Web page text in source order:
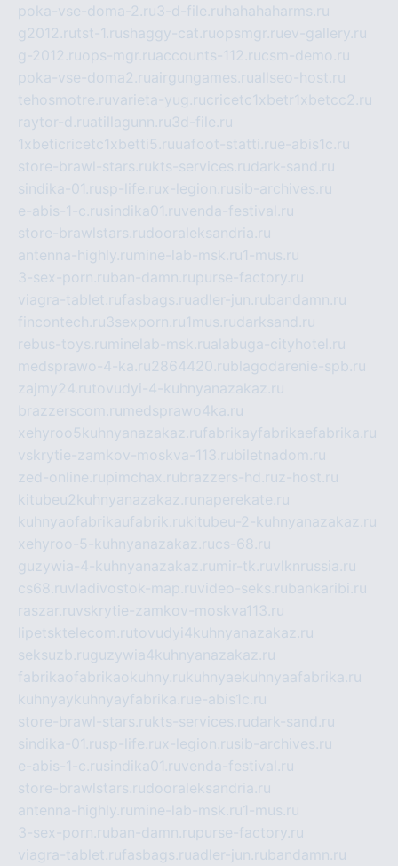
poka-vse-doma-2.ru3-d-file.ru hahahaharms.ru
g2012.rutst-1.rushaggy-cat.ruopsmgr.ruev-gallery.ru
g-2012.ruops-mgr.ruaccounts-112.rucsm-demo.ru
poka-vse-doma2.ruairgungames.ruallseo-host.ru
tehosmotre.ruvarieta-yug.rucricetc1xbetr1xbetcc2.ru
raytor-d.ruatillagunn.ru3d-file.ru
1xbeticricetc1xbetti5.ruuafoot-statti.rue-abis1c.ru
store-brawl-stars.rukts-services.rudark-sand.ru
sindika-01.rusp-life.rux-legion.rusib-archives.ru
e-abis-1-c.rusindika01.ruvenda-festival.ru
store-brawlstars.rudooraleksandria.ru
antenna-highly.ru mine-lab-msk.ru1-mus.ru
3-sex-porn.ruban-damn.rupurse-factory.ru
viagra-tablet.rufasbags.ruadler-jun.rubandamn.ru
fincontech.ru3sexporn.ru1mus.rudarksand.ru
rebus-toys.ru minelab-msk.rualabuga-cityhotel.ru
medsprawo-4-ka.ru2864420.rublagodarenie-spb.ru
zajmy24.rutovudyi-4-kuhnyanazakaz.ru
brazzerscom.ru medsprawo4ka.ru
xehyroo5kuhnyanazakaz.rufabrikayfabrikaefabrika.ru
vskrytie-zamkov-moskva-113.rubiletnadom.ru
zed-online.rupimchax.rubrazzers-hd.ruz-host.ru
kitubeu2kuhnyanazakaz.ru naperekate.ru
kuhnyaofabrikaufabrik.rukitubeu-2-kuhnyanazakaz.ru
xehyroo-5-kuhnyanazakaz.rucs-68.ru
guzywia-4-kuhnyanazakaz.ru mir-tk.ruvlknrussia.ru
cs68.ruvladivostok-map.ruvideo-seks.rubankaribi.ru
raszar.ruvskrytie-zamkov-moskva113.ru
lipetsktelecom.rutovudyi4kuhnyanazakaz.ru
seksuzb.ruguzywia4kuhnyanazakaz.ru
fabrikaofabrikaokuhny.rukuhnyaekuhnyaafabrika.ru
kuhnyaykuhnyayfabrika.rue-abis1c.ru
store-brawl-stars.rukts-services.rudark-sand.ru
sindika-01.rusp-life.rux-legion.rusib-archives.ru
e-abis-1-c.rusindika01.ruvenda-festival.ru
store-brawlstars.rudooraleksandria.ru
antenna-highly.ru mine-lab-msk.ru1-mus.ru
3-sex-porn.ruban-damn.rupurse-factory.ru
viagra-tablet.rufasbags.ruadler-jun.rubandamn.ru